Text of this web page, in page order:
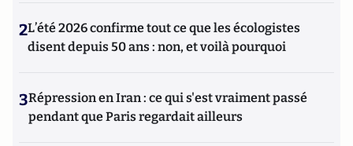
2L’été 2026 confirme tout ce que les écologistes
disent depuis 50 ans : non, et voilà pourquoi
3Répression en Iran : ce qui s'est vraiment passé
pendant que Paris regardait ailleurs